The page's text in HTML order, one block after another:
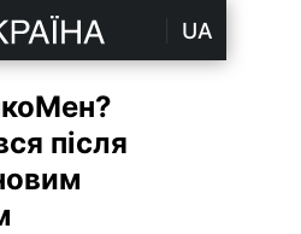
UA
після